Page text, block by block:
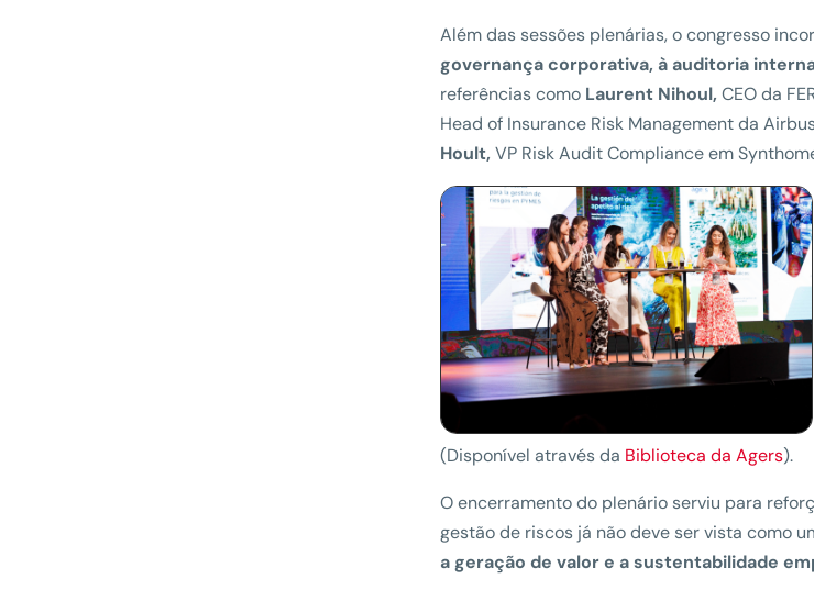
Além das sessões plenárias, o congresso
governança corporativa, à auditoria
referências como Laurent Nihoul, CEO da
Head of Insurance Risk Management da
Hoult, VP Risk Audit Compliance em
(Disponível através da Biblioteca da Agers).
O encerramento do plenário serviu para
gestão de riscos já não deve ser vista como
a geração de valor e a sustentabilidade